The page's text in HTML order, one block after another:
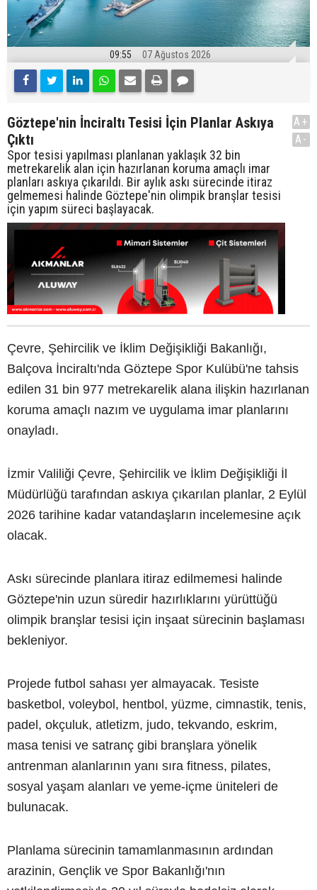
09:55 07 Ağustos 2026
Göztepe'nin İnciraltı Tesisi İçin Planlar Askıya
Çıktı
Spor tesisi yapılması planlanan yaklaşık 32 bin
metrekarelik alan için hazırlanan koruma amaçlı imar
planları askıya çıkarıldı. Bir aylık askı sürecinde itiraz
gelmemesi halinde Göztepe'nin olimpik branşlar tesisi
için yapım süreci başlayacak.
A+
A-
Çevre, Şehircilik ve İklim Değişikliği Bakanlığı,
Balçova İnciraltı'nda Göztepe Spor Kulübü'ne tahsis
edilen 31 bin 977 metrekarelik alana ilişkin hazırlanan
koruma amaçlı nazım ve uygulama imar planlarını
onayladı.
İzmir Valiliği Çevre, Şehircilik ve İklim Değişikliği İl
Müdürlüğü tarafından askıya çıkarılan planlar, 2 Eylül
2026 tarihine kadar vatandaşların incelemesine açık
olacak.
Askı sürecinde planlara itiraz edilmemesi halinde
Göztepe'nin uzun süredir hazırlıklarını yürüttüğü
olimpik branşlar tesisi için inşaat sürecinin başlaması
bekleniyor.
Projede futbol sahası yer almayacak. Tesiste
basketbol, voleybol, hentbol, yüzme, cimnastik, tenis,
padel, okçuluk, atletizm, judo, tekvando, eskrim,
masa tenisi ve satranç gibi branşlara yönelik
antrenman alanlarının yanı sıra fitness, pilates,
sosyal yaşam alanları ve yeme-içme üniteleri de
bulunacak.
Planlama sürecinin tamamlanmasının ardından
arazinin, Gençlik ve Spor Bakanlığı'nın